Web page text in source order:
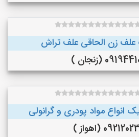
زن الحاقی علف تراش
(زنجان )
انواع مواد پودری و گرانولی
(اهواز )